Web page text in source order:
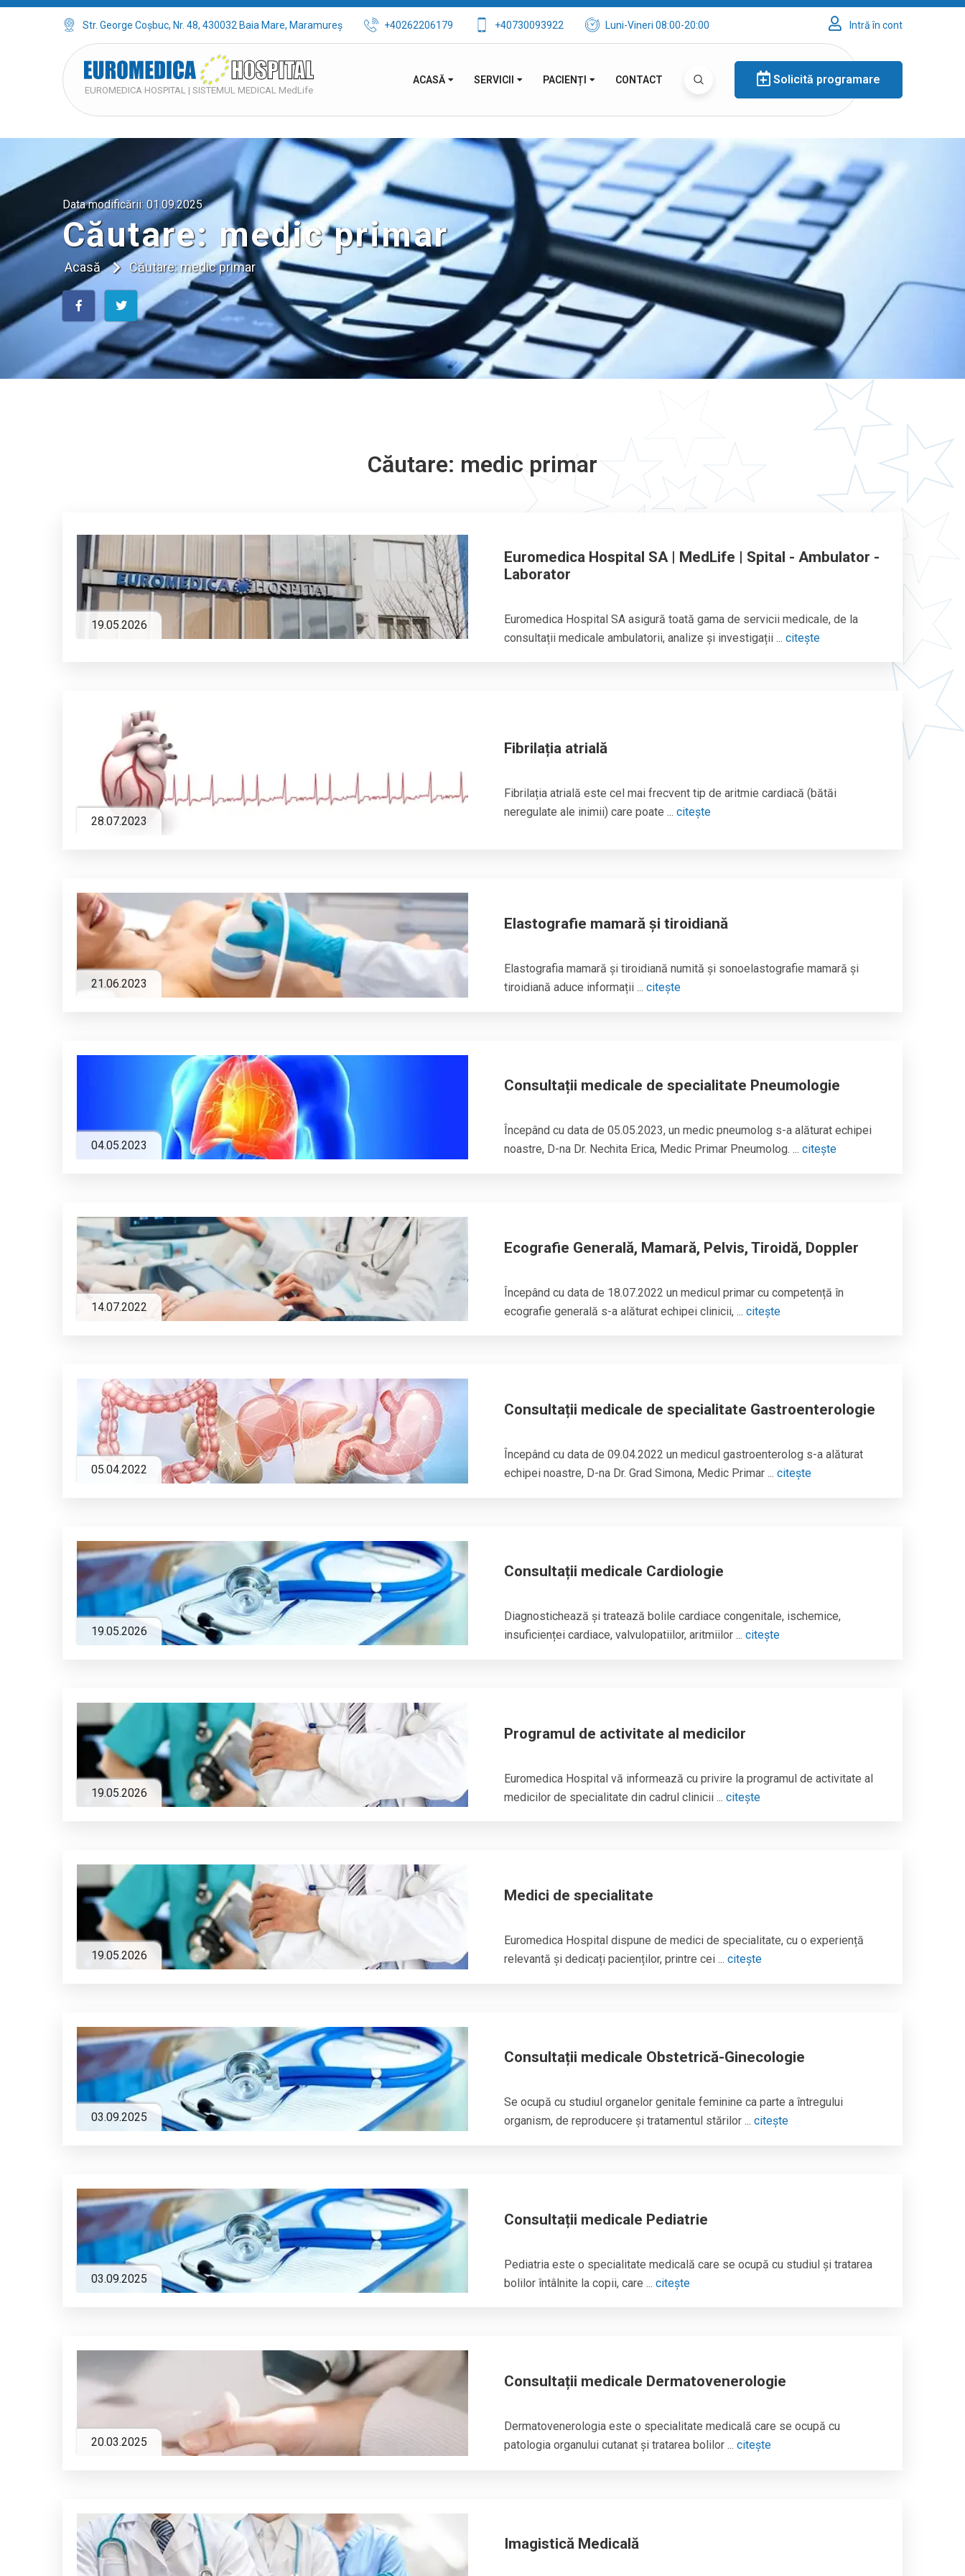
Str. George Coșbuc, Nr. 48, 430032 Baia Mare, Maramureș +40262206179 +40730093922 Luni-Vineri 08:00-20:00 Intră în cont
EUROMEDICA HOSPITAL | SISTEMUL MEDICAL MedLife
ACASĂ SERVICII PACIENȚI CONTACT Solicită programare
Data modificării:01.09.2025
Căutare: medic primar
Acasă Căutare: medic primar
Căutare: medic primar
19.05.2026
Euromedica Hospital SA | MedLife | Spital - Ambulator -
Laborator
Euromedica Hospital SA asigură toată gama de servicii medicale, de la
consultații medicale ambulatorii, analize și investigații ... citește
28.07.2023
Fibrilația atrială
Fibrilația atrială este cel mai frecvent tip de aritmie cardiacă (bătăi
neregulate ale inimii) care poate ... citește
21.06.2023
Elastografie mamară și tiroidiană
Elastografia mamară și tiroidiană numită și sonoelastografie mamară și
tiroidiană aduce informații ... citește
04.05.2023
Consultații medicale de specialitate Pneumologie
Începând cu data de 05.05.2023, un medic pneumolog s-a alăturat echipei
noastre, D-na Dr. Nechita Erica, Medic Primar Pneumolog. ... citește
14.07.2022
Ecografie Generală, Mamară, Pelvis, Tiroidă, Doppler
Începând cu data de 18.07.2022 un medicul primar cu competență în
ecografie generală s-a alăturat echipei clinicii, ... citește
05.04.2022
Consultații medicale de specialitate Gastroenterologie
Începând cu data de 09.04.2022 un medicul gastroenterolog s-a alăturat
echipei noastre, D-na Dr. Grad Simona, Medic Primar ... citește
19.05.2026
Consultații medicale Cardiologie
Diagnostichează și tratează bolile cardiace congenitale, ischemice,
insuficienței cardiace, valvulopatiilor, aritmiilor ... citește
19.05.2026
Programul de activitate al medicilor
Euromedica Hospital vă informează cu privire la programul de activitate al
medicilor de specialitate din cadrul clinicii ... citește
19.05.2026
Medici de specialitate
Euromedica Hospital dispune de medici de specialitate, cu o experiență
relevantă și dedicați pacienților, printre cei ... citește
03.09.2025
Consultații medicale Obstetrică-Ginecologie
Se ocupă cu studiul organelor genitale feminine ca parte a întregului
organism, de reproducere și tratamentul stărilor ... citește
03.09.2025
Consultații medicale Pediatrie
Pediatria este o specialitate medicală care se ocupă cu studiul și tratarea
bolilor întâlnite la copii, care ... citește
20.03.2025
Consultații medicale Dermatovenerologie
Dermatovenerologia este o specialitate medicală care se ocupă cu
patologia organului cutanat și tratarea bolilor ... citește
Imagistică Medicală